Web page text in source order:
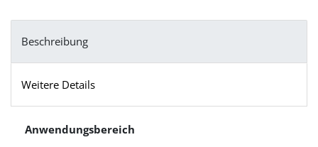
Beschreibung
Weitere Details
Anwendungsbereich